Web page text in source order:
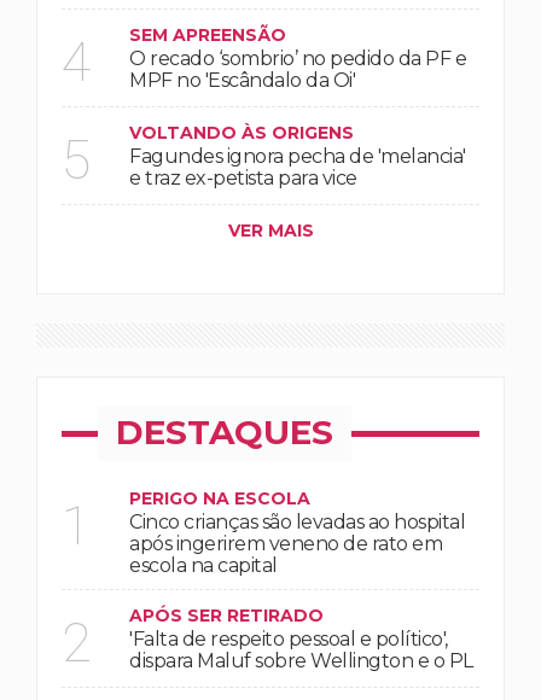
4 SEM APREENSÃO
O recado ‘sombrio’ no pedido da PF e
MPF no 'Escândalo da Oi'
5 VOLTANDO ÀS ORIGENS
Fagundes ignora pecha de 'melancia'
e traz ex-petista para vice
VER MAIS
DESTAQUES
1 PERIGO NA ESCOLA
Cinco crianças são levadas ao hospital
após ingerirem veneno de rato em
escola na capital
2 APÓS SER RETIRADO
'Falta de respeito pessoal e político',
dispara Maluf sobre Wellington e o PL